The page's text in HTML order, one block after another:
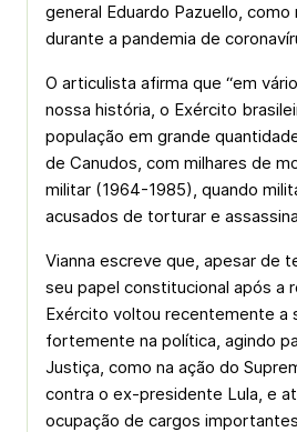
general Eduardo Pazuello, como
durante a pandemia de
O articulista afirma que “em
nossa história, o Exército
população em grande
de Canudos, com milhares de
militar (1964-1985), quando
acusados de torturar e
Vianna escreve que, apesar de
seu papel constitucional após a
Exército voltou recentemente a
fortemente na política, agindo
Justiça, como na ação do
contra o ex-presidente Lula, e
ocupação de cargos